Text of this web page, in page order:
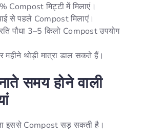
Compost मिट्टी में मिलाएं।
से पहले Compost मिलाएं।
पौधा 3–5 किलो Compost उपयोग
महीने थोड़ी मात्रा डाल सकते हैं।
समय होने वाली
इससे Compost सड़ सकती है।